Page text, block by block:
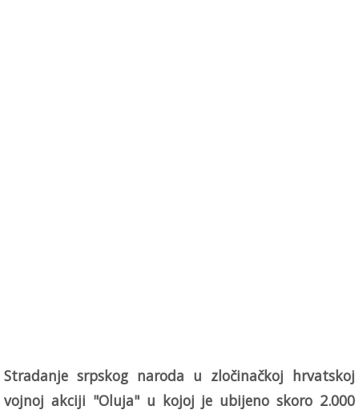
Stradanje srpskog naroda u zločinačkoj hrvatskoj
vojnoj akciji "Oluja" u kojoj je ubijeno skoro 2.000